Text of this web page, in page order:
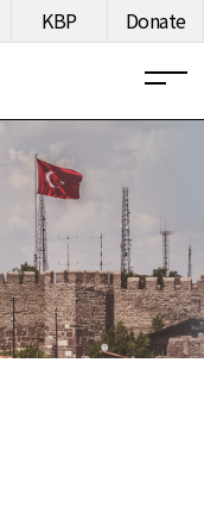
KBP Donate